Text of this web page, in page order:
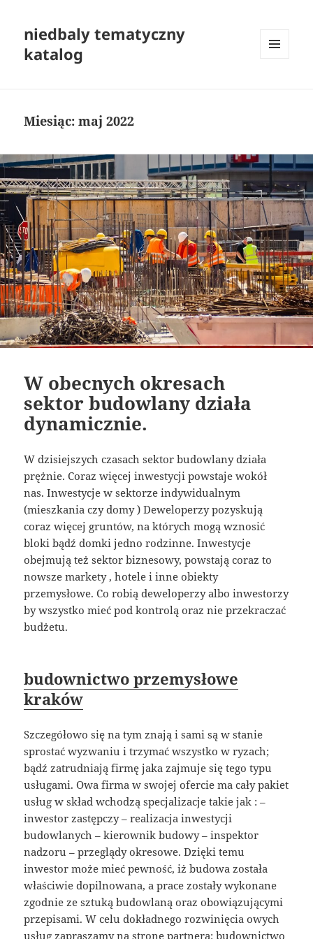
niedbaly tematyczny
katalog
Miesiąc:maj 2022
W obecnych okresach
sektor budowlany działa
dynamicznie.
W dzisiejszych czasach sektor budowlany działa
prężnie. Coraz więcej inwestycji powstaje wokół
nas. Inwestycje w sektorze indywidualnym
(mieszkania czy domy ) Deweloperzy pozyskują
coraz więcej gruntów, na których mogą wznosić
bloki bądź domki jedno rodzinne. Inwestycje
obejmują też sektor biznesowy, powstają coraz to
nowsze markety , hotele i inne obiekty
przemysłowe. Co robią deweloperzy albo inwestorzy
by wszystko mieć pod kontrolą oraz nie przekraczać
budżetu.
budownictwo przemysłowe
kraków
Szczegółowo się na tym znają i sami są w stanie
sprostać wyzwaniu i trzymać wszystko w ryzach;
bądź zatrudniają firmę jaka zajmuje się tego typu
usługami. Owa firma w swojej ofercie ma cały pakiet
usług w skład wchodzą specjalizacje takie jak : –
inwestor zastępczy – realizacja inwestycji
budowlanych – kierownik budowy – inspektor
nadzoru – przeglądy okresowe. Dzięki temu
inwestor może mieć pewność, iż budowa została
właściwie dopilnowana, a prace zostały wykonane
zgodnie ze sztuką budowlaną oraz obowiązującymi
przepisami. W celu dokładnego rozwinięcia owych
usług zapraszamy na stronę partnera:budownictwo